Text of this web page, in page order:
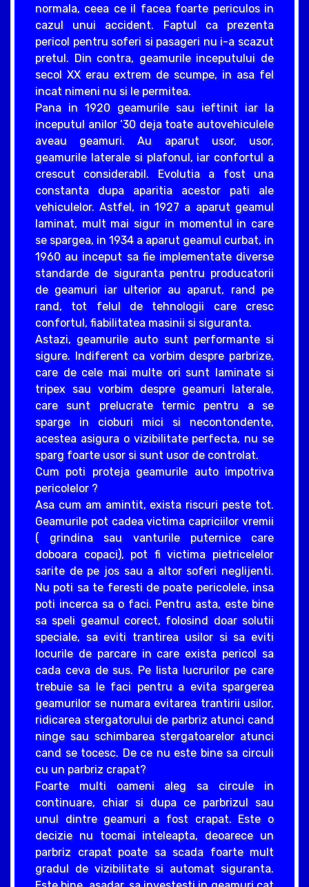
normala, ceea ce il facea foarte periculos in
cazul unui accident. Faptul ca prezenta
pericol pentru soferi si pasageri nu i-a scazut
pretul. Din contra, geamurile inceputului de
secol XX erau extrem de scumpe, in asa fel
incat nimeni nu si le permitea.
Pana in 1920 geamurile sau ieftinit iar la
inceputul anilor ‘30 deja toate autovehiculele
aveau geamuri. Au aparut usor, usor,
geamurile laterale si plafonul, iar confortul a
crescut considerabil. Evolutia a fost una
constanta dupa aparitia acestor pati ale
vehiculelor. Astfel, in 1927 a aparut geamul
laminat, mult mai sigur in momentul in care
se spargea, in 1934 a aparut geamul curbat, in
1960 au inceput sa fie implementate diverse
standarde de siguranta pentru producatorii
de geamuri iar ulterior au aparut, rand pe
rand, tot felul de tehnologii care cresc
confortul, fiabilitatea masinii si siguranta.
Astazi, geamurile auto sunt performante si
sigure. Indiferent ca vorbim despre parbrize,
care de cele mai multe ori sunt laminate si
tripex sau vorbim despre geamuri laterale,
care sunt prelucrate termic pentru a se
sparge in cioburi mici si necontondente,
acestea asigura o vizibilitate perfecta, nu se
sparg foarte usor si sunt usor de controlat.
Cum poti proteja geamurile auto impotriva
pericolelor ?
Asa cum am amintit, exista riscuri peste tot.
Geamurile pot cadea victima capriciilor vremii
( grindina sau vanturile puternice care
doboara copaci), pot fi victima pietricelelor
sarite de pe jos sau a altor soferi neglijenti.
Nu poti sa te feresti de poate pericolele, insa
poti incerca sa o faci. Pentru asta, este bine
sa speli geamul corect, folosind doar solutii
speciale, sa eviti trantirea usilor si sa eviti
locurile de parcare in care exista pericol sa
cada ceva de sus. Pe lista lucrurilor pe care
trebuie sa le faci pentru a evita spargerea
geamurilor se numara evitarea trantirii usilor,
ridicarea stergatorului de parbriz atunci cand
ninge sau schimbarea stergatoarelor atunci
cand se tocesc. De ce nu este bine sa circuli
cu un parbriz crapat?
Foarte multi oameni aleg sa circule in
continuare, chiar si dupa ce parbrizul sau
unul dintre geamuri a fost crapat. Este o
decizie nu tocmai inteleapta, deoarece un
parbriz crapat poate sa scada foarte mult
gradul de vizibilitate si automat siguranta.